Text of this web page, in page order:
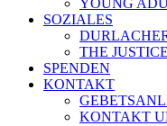
YOUNG
SOZIALES
THE
SPENDEN
KONTAKT
KONTAKT